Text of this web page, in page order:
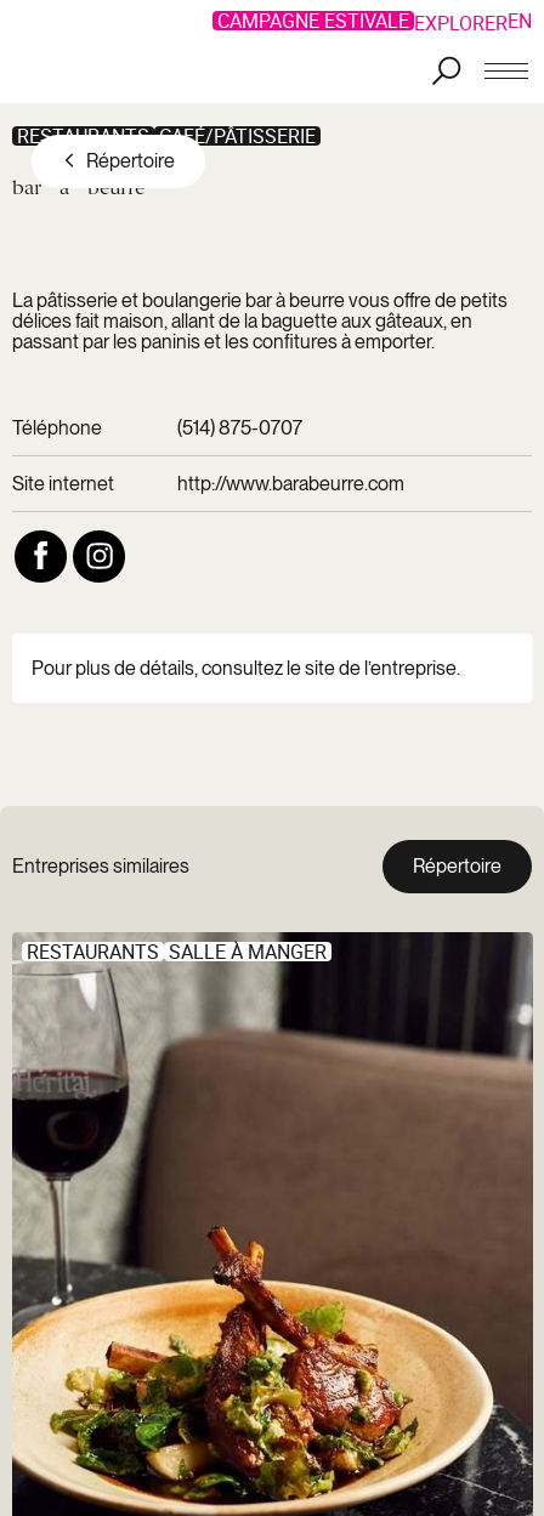
Aller au contenu principal
CAMPAGNE ESTIVALE EXPLOREREN
Répertoire
RESTAURANTS CAFÉ/PÂTISSERIE
bar à beurre
La pâtisserie et boulangerie bar à beurre vous offre de petits
délices fait maison, allant de la baguette aux gâteaux, en
passant par les paninis et les confitures à emporter.
Téléphone (514) 875-0707
Site internet http://www.barabeurre.com
Pour plus de détails, consultez le site de l’entreprise.
Entreprises similaires Répertoire
RESTAURANTS SALLE À MANGER